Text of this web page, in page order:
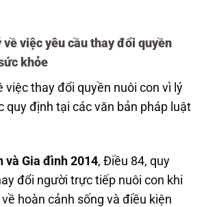
về việc yêu cầu thay đổi quyền
khỏe
việc thay đổi quyền nuôi con vì lý
quy định tại các văn bản pháp luật
và Gia đình 2014, Điều 84, quy
đổi người trực tiếp nuôi con khi
hoàn cảnh sống và điều kiện